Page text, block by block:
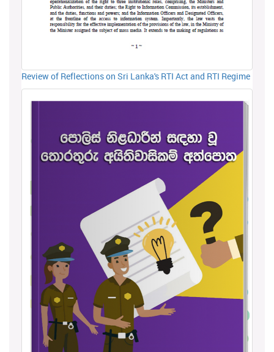
Review of Reflections on Sri Lanka's RTI Act and RTI Regime